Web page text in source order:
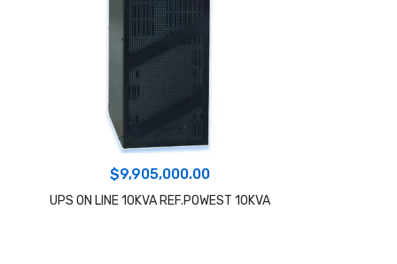
$9,905,000.00
UPS ON LINE 10KVA REF.POWEST 10KVA